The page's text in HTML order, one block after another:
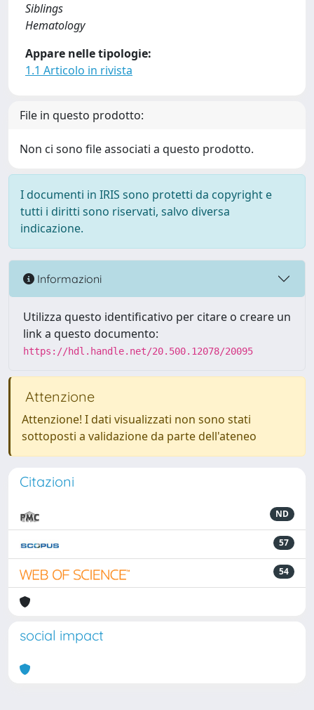
Siblings
Hematology
Appare nelle tipologie:
1.1 Articolo in rivista
File in questo prodotto:
Non ci sono file associati a questo prodotto.
I documenti in IRIS sono protetti da copyright e
tutti i diritti sono riservati, salvo diversa
indicazione.
Informazioni
Utilizza questo identificativo per citare o creare un
link a questo documento:
https://hdl.handle.net/20.500.12078/20095
Attenzione
Attenzione! I dati visualizzati non sono stati
sottoposti a validazione da parte dell'ateneo
Citazioni
ND
57
54
social impact